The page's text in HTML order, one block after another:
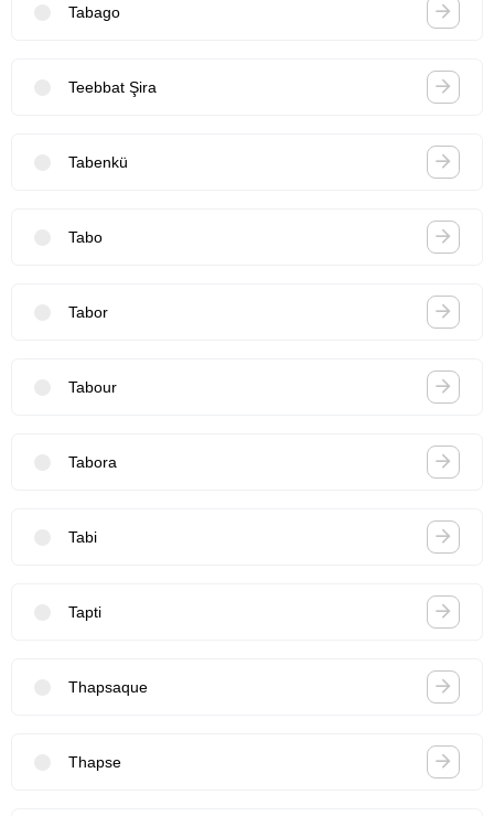
Tabago
Teebbat Şira
Tabenkü
Tabo
Tabor
Tabour
Tabora
Tabi
Tapti
Thapsaque
Thapse